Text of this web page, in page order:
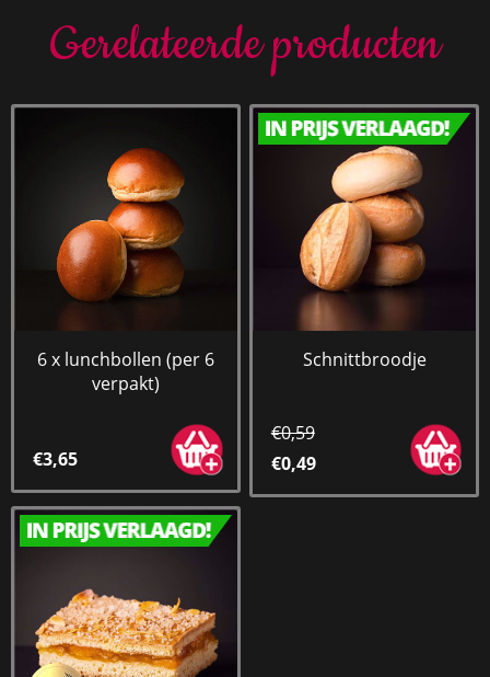
Gerelateerde producten
6 x lunchbollen (per 6
verpakt)
€3,65
Schnittbroodje
€0,59
€0,49